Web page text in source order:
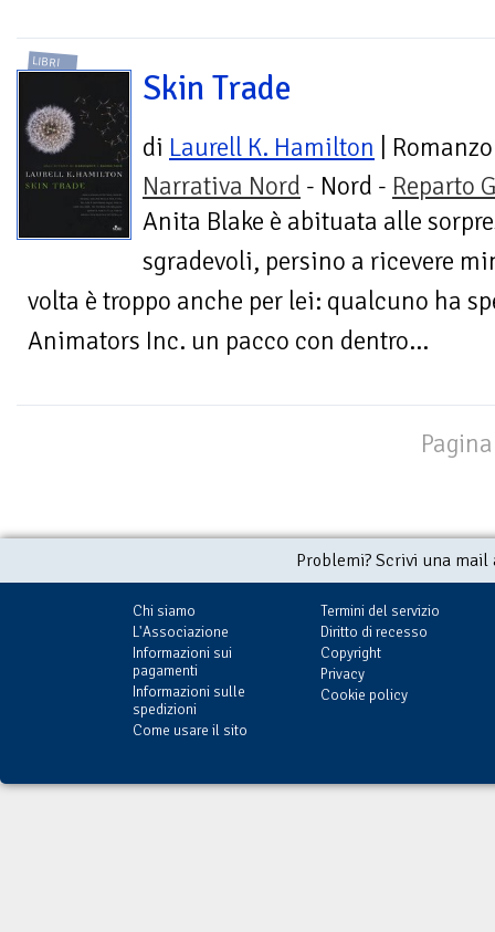
LIBRI
Skin Trade
di Laurell K. Hamilton | Romanzo
Narrativa Nord - Nord - Reparto
Anita Blake è abituata alle
sgradevoli, persino a ricevere
volta è troppo anche per lei: qualcuno ha
Animators Inc. un pacco con dentro...
Problemi? Scrivi una
Chi siamo
L'Associazione
Informazioni sui
pagamenti
Informazioni sulle
spedizioni
Come usare il sito
Termini del servizio
Diritto di recesso
Copyright
Privacy
Cookie policy